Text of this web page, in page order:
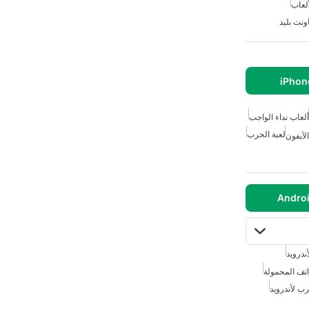
بليد
ألعاب نداء الواجب
لعبة الحرب
المحمولة
لأندرويد